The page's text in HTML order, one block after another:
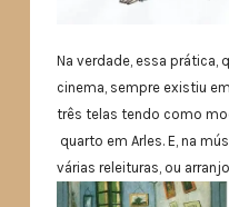
Na verdade, essa prática,
cinema, sempre existiu
três telas tendo como
quarto em Arles. E, na
várias releituras, ou